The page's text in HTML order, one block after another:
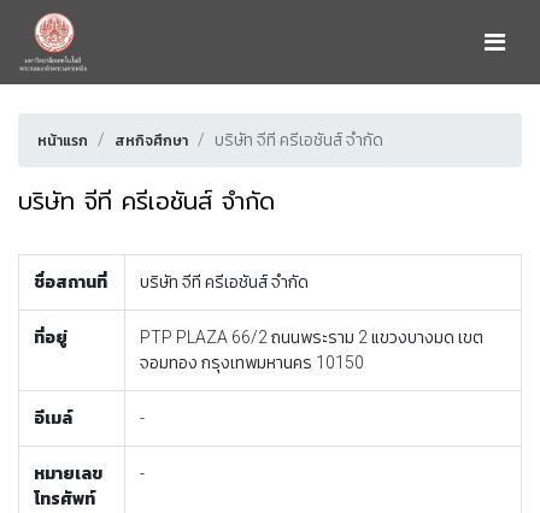
หน้าแรก สหกิจศึกษา บริษัท จีที ครีเอชันส์ จำกัด
บริษัท จีที ครีเอชันส์ จำกัด
ชื่อสถานที่ บริษัท จีที ครีเอชันส์ จำกัด
ที่อยู่
PTP PLAZA 66/2 ถนนพระราม 2 แขวงบางมด เขต
จอมทอง กรุงเทพมหานคร 10150
อีเมล์ -
หมายเลข
โทรศัพท์
-